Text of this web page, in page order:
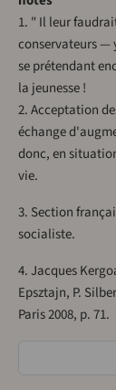
1. " Il leur
conservateurs —
se prétendant
la jeunesse !
2. Acceptation
échange
donc, en
vie.
3. Section
socialiste.
4. Jacques
Epsztajn, P.
Paris 2008, p. 71.